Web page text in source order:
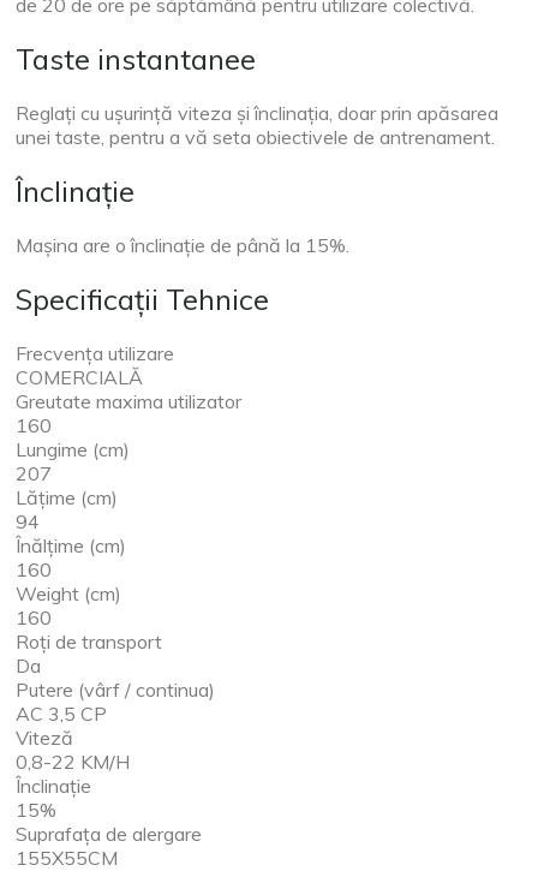
de 20 de ore pe săptămână pentru utilizare colectivă.
Taste instantanee
Reglați cu ușurință viteza și înclinația, doar prin apăsarea
unei taste, pentru a vă seta obiectivele de antrenament.
Înclinaţie
Mașina are o înclinație de până la 15%.
Specificații Tehnice
Frecvența utilizare
COMERCIALĂ
Greutate maxima utilizator
160
Lungime (cm)
207
Lăţime (cm)
94
Înălţime (cm)
160
Weight (cm)
160
Roți de transport
Da
Putere (vârf / continua)
AC 3,5 CP
Viteză
0,8-22 KM/H
Înclinaţie
15%
Suprafața de alergare
155X55CM